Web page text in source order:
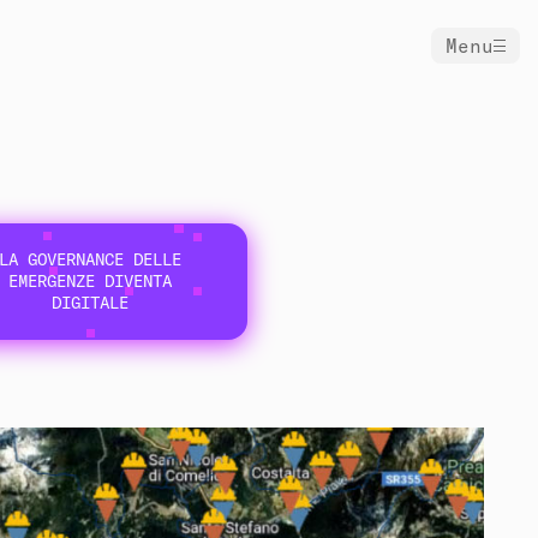
Menu
GOVERNANCE DELLE
EMERGENZE DIVENTA
DIGITALE